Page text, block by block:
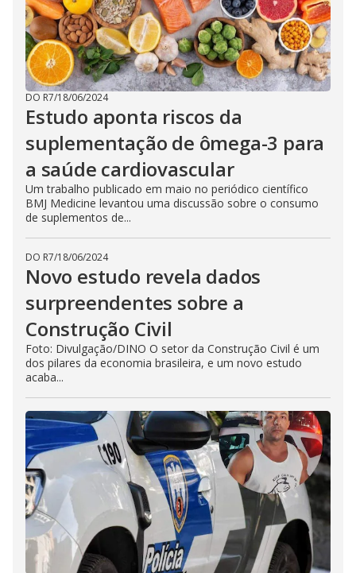
DO R7/18/06/2024
Estudo aponta riscos da
suplementação de ômega-3 para
a saúde cardiovascular
Um trabalho publicado em maio no periódico científico
BMJ Medicine levantou uma discussão sobre o consumo
de suplementos de...
DO R7/18/06/2024
Novo estudo revela dados
surpreendentes sobre a
Construção Civil
Foto: Divulgação/DINO O setor da Construção Civil é um
dos pilares da economia brasileira, e um novo estudo
acaba...